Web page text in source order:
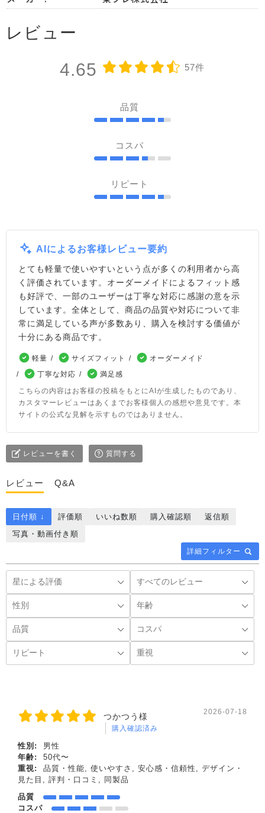
レビュー
4.65 57件
品質
コスパ
リピート
AIによるお客様レビュー要約
とても軽量で使いやすいという点が多くの利用者から高
く評価されています。オーダーメイドによるフィット感
も好評で、一部のユーザーは丁寧な対応に感謝の意を示
しています。全体として、商品の品質や対応について非
常に満足している声が多数あり、購入を検討する価値が
十分にある商品です。
軽量 サイズフィット
オーダーメイド
丁寧な対応
満足感
こちらの内容はお客様の投稿をもとにAIが生成したものであり、
カスタマーレビューはあくまでお客様個人の感想や意見です。本
サイトの公式な見解を示すものではありません。
レビューを書く 質問する
レビュー Q&A
詳細フィルター
日付順 ↓ 評価順 いいね数順 購入確認順
返信順
写真・動画付き順
つかつう様
購入確認済み
2026-07-18
性別:
男性
年齢:
50代〜
重視:
品質・性能, 使いやすさ, 安心感・信頼性, デザイン・
見た目, 評判・口コミ, 同製品
品質
コスパ